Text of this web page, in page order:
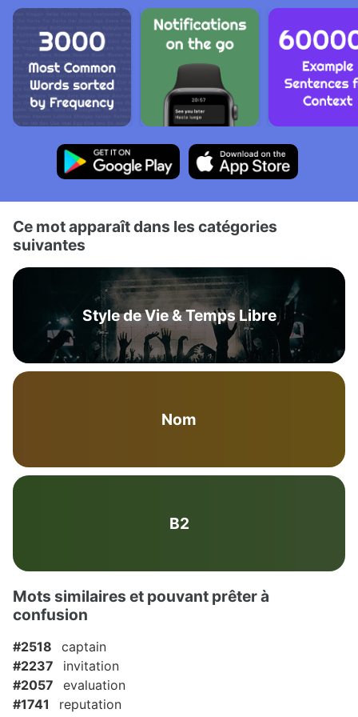
Ce mot apparaît dans les catégories
suivantes
Style de Vie & Temps Libre
Nom
B2
Mots similaires et pouvant prêter à
confusion
#2518
captain
#2237
invitation
#2057
evaluation
#1741
reputation